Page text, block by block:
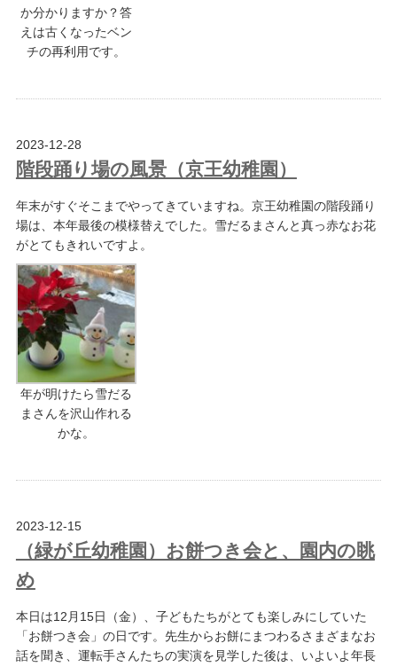
か分かりますか？答
えは古くなったベン
チの再利用です。
2023-12-28
階段踊り場の風景（京王幼稚園）
年末がすぐそこまでやってきていますね。京王幼稚園の階段踊り
場は、本年最後の模様替えでした。雪だるまさんと真っ赤なお花
がとてもきれいですよ。
年が明けたら雪だる
まさんを沢山作れる
かな。
2023-12-15
（緑が丘幼稚園）お餅つき会と、園内の眺
め
本日は12月15日（金）、子どもたちがとても楽しみにしていた
「お餅つき会」の日です。先生からお餅にまつわるさまざまなお
話を聞き、運転手さんたちの実演を見学した後は、いよいよ年長